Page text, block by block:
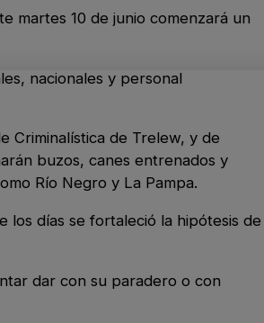
martes 10 de junio comenzará un
nacionales y personal
Criminalística de Trelew, y de
buzos, canes entrenados y
Río Negro y La Pampa.
los días se fortaleció la hipótesis de
dar con su paradero o con